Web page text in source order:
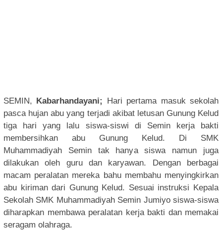
SEMIN, Kabarhandayani;
Hari pertama masuk sekolah
pasca hujan abu yang terjadi akibat letusan Gunung Kelud
tiga hari yang lalu siswa-siswi di Semin kerja bakti
membersihkan abu Gunung Kelud. Di SMK
Muhammadiyah Semin tak hanya siswa namun juga
dilakukan oleh guru dan karyawan. Dengan berbagai
macam peralatan mereka bahu membahu menyingkirkan
abu kiriman dari Gunung Kelud. Sesuai instruksi Kepala
Sekolah SMK Muhammadiyah Semin Jumiyo siswa-siswa
diharapkan membawa peralatan kerja bakti dan memakai
seragam olahraga.